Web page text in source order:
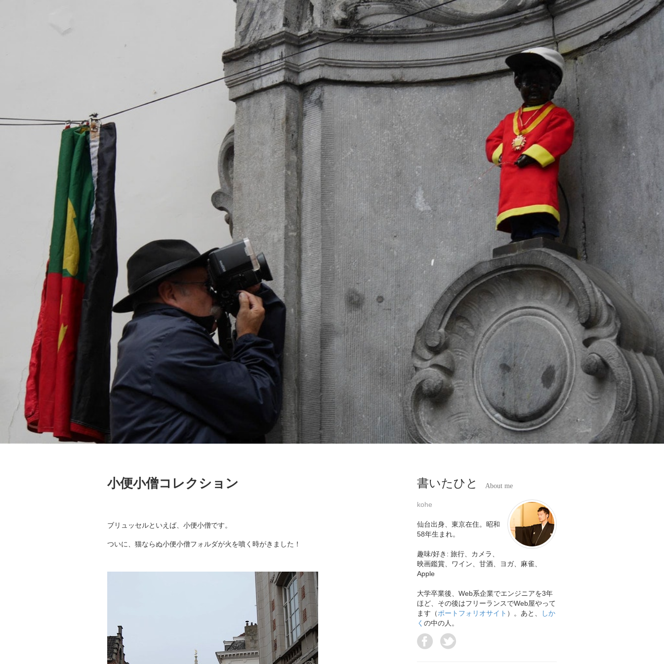
小便小僧コレクション
ブリュッセルといえば、小便小僧です。
ついに、猫ならぬ小便小僧フォルダが火を噴く時がきました！
書いたひと About me
kohe
仙台出身、東京在住。昭和
58年生まれ。
趣味/好き: 旅行、カメラ、
映画鑑賞、ワイン、甘酒、ヨガ、麻雀、
Apple
大学卒業後、Web系企業でエンジニアを3年
ほど、その後はフリーランスでWeb屋やって
ます（ポートフォリオサイト ）。あと、
しか
く の中の人。